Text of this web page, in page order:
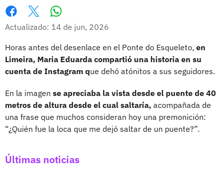
Facebook
X
Actualizado: 14 de jun, 2026
Horas antes del desenlace en el Ponte do Esqueleto, en
Limeira, Maria Eduarda compartió una historia en su
cuenta de Instagram que dehó atónitos a sus seguidores.
En la imagen se apreciaba la vista desde el puente de 40
metros de altura desde el cual saltaría, acompañada de
una frase que muchos consideran hoy una premonición:
“¿Quién fue la loca que me dejó saltar de un puente?”.
Últimas noticias